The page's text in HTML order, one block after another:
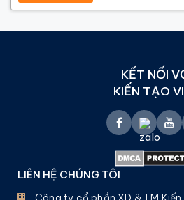
KẾT NỐI
KIẾN TẠO
LIÊN HỆ CHÚNG TÔI